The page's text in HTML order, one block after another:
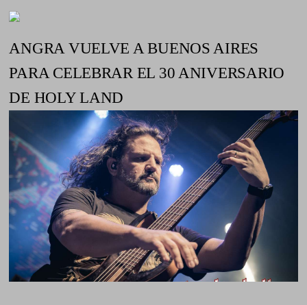
ANGRA VUELVE A BUENOS AIRES
PARA CELEBRAR EL 30 ANIVERSARIO
DE HOLY LAND